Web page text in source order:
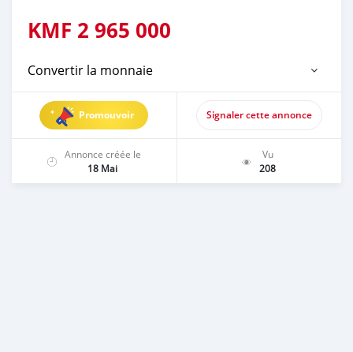
KMF 2 965 000
Convertir la monnaie
Promouvoir Signaler cette annonce
Annonce créée le
18 Mai
Vu
208